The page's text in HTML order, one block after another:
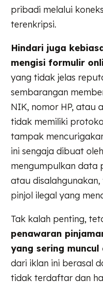
pribadi melalui
terenkripsi.
Hindari juga
mengisi formulir
yang tidak jelas
sembarangan
NIK, nomor HP, atau
tidak memiliki
tampak
ini sengaja dibuat
mengumpulkan data
atau
pinjol ilegal yang
Tak kalah penting,
penawaran
yang sering
dari iklan ini berasal
tidak terdaftar dan